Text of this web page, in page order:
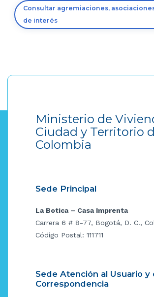
Consultar agremiaciones,
de interés
Ministerio de
Ciudad y Territorio
Colombia
Sede Principal
La Botica – Casa Imprenta
Carrera 6 # 8-77, Bogotá, D. C.,
Código Postal: 111711
Sede Atención al Usuario y
Correspondencia